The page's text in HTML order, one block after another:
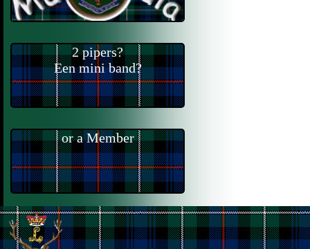
2 pipers?
Een mini band?
or a Member